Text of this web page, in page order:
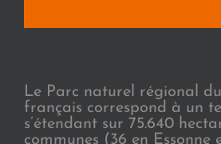
Le Parc naturel régional
français correspond à un
s’étendant sur 75.640
communes (36 en Essonne